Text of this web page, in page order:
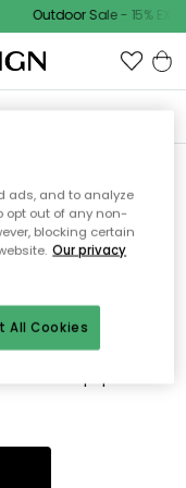
Outdoor Sale - 15%
du
eller att den har
menyn ovan kan du
av våra populära
ads, and to analyze
opt out of any non-
blocking certain
Our privacy
All Cookies